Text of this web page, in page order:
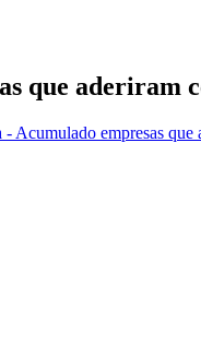
que aderiram
- Acumulado empresas que